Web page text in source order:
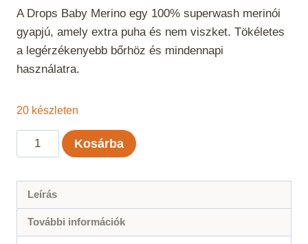
A Drops Baby Merino egy 100% superwash merinói
gyapjú, amely extra puha és nem viszket. Tökéletes
a legérzékenyebb bőrhöz és mindennapi
használatra.
20 készleten
Drops
Baby
Bézs
Uni
Kosárba
Leírás
További információk